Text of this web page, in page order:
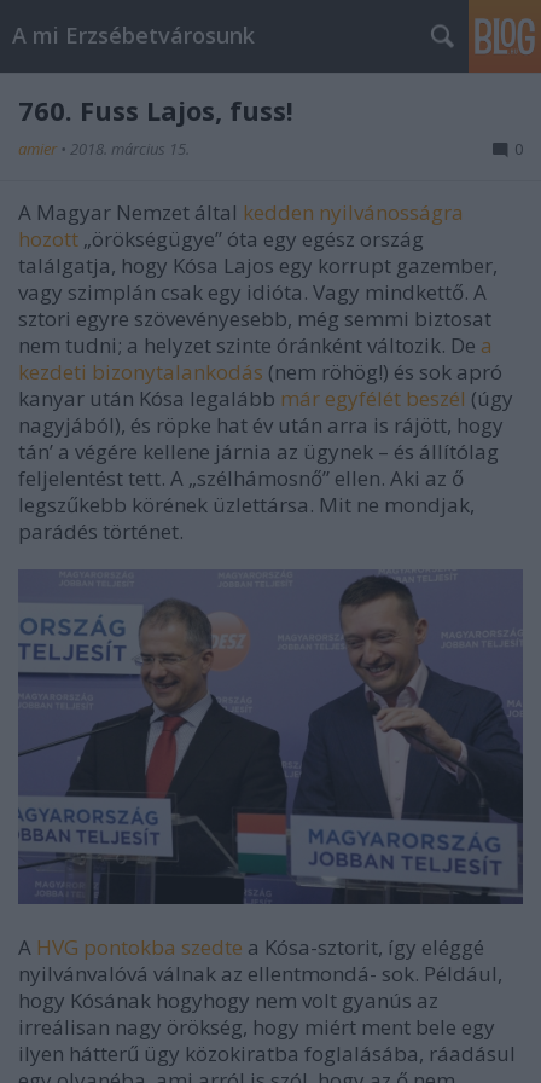
A mi Erzsébetvárosunk
760. Fuss Lajos, fuss!
amier • 2018. március 15. 0
A Magyar Nemzet által kedden nyilvánosságra
hozott „örökségügye” óta egy egész ország
találgatja, hogy Kósa Lajos egy korrupt gazember,
vagy szimplán csak egy idióta. Vagy mindkettő. A
sztori egyre szövevényesebb, még semmi biztosat
nem tudni; a helyzet szinte óránként változik. De a
kezdeti bizonytalankodás (nem röhög!) és sok apró
kanyar után Kósa legalább már egyfélét beszél (úgy
nagyjából), és röpke hat év után arra is rájött, hogy
tán’ a végére kellene járnia az ügynek – és állítólag
feljelentést tett. A „szélhámosnő” ellen. Aki az ő
legszűkebb körének üzlettársa. Mit ne mondjak,
parádés történet.
A HVG pontokba szedte a Kósa-sztorit, így eléggé
nyilvánvalóvá válnak az ellentmondá- sok. Például,
hogy Kósának hogyhogy nem volt gyanús az
irreálisan nagy örökség, hogy miért ment bele egy
ilyen hátterű ügy közokiratba foglalásába, ráadásul